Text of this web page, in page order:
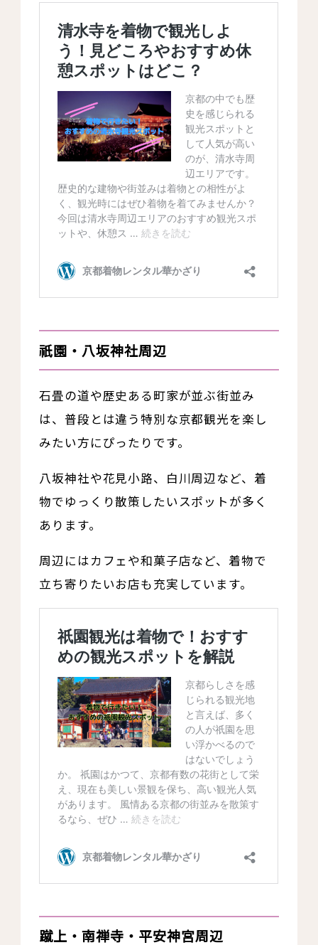
祇園・八坂神社周辺
石畳の道や歴史ある町家が並ぶ街並み
は、普段とは違う特別な京都観光を楽し
みたい方にぴったりです。
八坂神社や花見小路、白川周辺など、着
物でゆっくり散策したいスポットが多く
あります。
周辺にはカフェや和菓子店など、着物で
立ち寄りたいお店も充実しています。
蹴上・南禅寺・平安神宮周辺